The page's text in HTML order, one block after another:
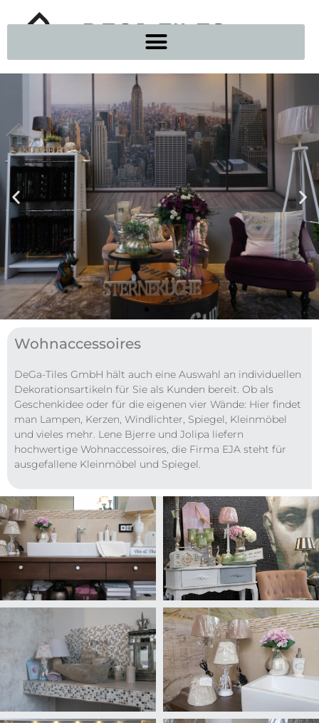
Wohnaccessoires
DeGa-Tiles GmbH hält auch eine Auswahl an individuellen
Dekorationsartikeln für Sie als Kunden bereit. Ob als
Geschenkidee oder für die eigenen vier Wände: Hier findet
man Lampen, Kerzen, Windlichter, Spiegel, Kleinmöbel
und vieles mehr. Lene Bjerre und Jolipa liefern
hochwertige Wohnaccessoires, die Firma EJA steht für
ausgefallene Kleinmöbel und Spiegel.